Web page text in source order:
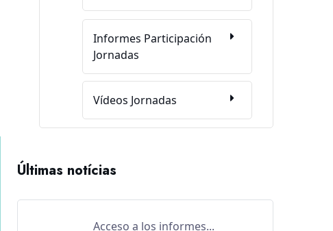
Informes Participación
Jornadas
Vídeos Jornadas
Últimas notícias
Acceso a los informes...